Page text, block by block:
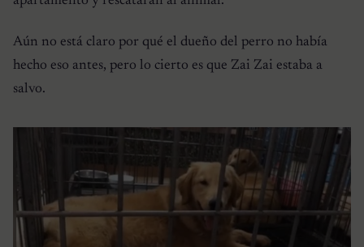
Aún no está claro por qué el dueño del perro no había
hecho eso antes, pero lo cierto es que Zai Zai estaba a
salvo.